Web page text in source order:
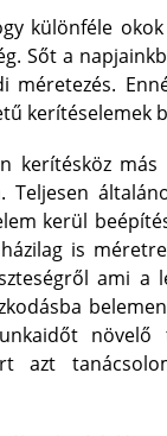
különféle
Sőt a
méretezés.
kerítéselemek
kerítésköz
Teljesen
kerül
is
ami a
növelő
azt